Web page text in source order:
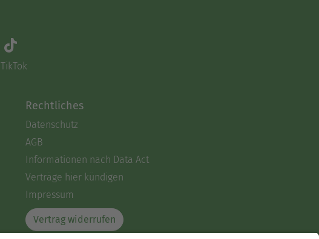
TikTok
Rechtliches
Datenschutz
AGB
Informationen nach Data Act
Verträge hier kündigen
Impressum
Vertrag widerrufen